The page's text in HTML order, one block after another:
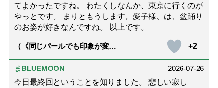
てよかったですね。 わたくしなんか、東京に行くのが
やっとです。 まりともうします。愛子様、は、盆踊り
のお姿が好きなんですね。 以上です。
（《同じパールでも印象が変
の夏ネックレス」上品＆涼しげ
に見せる4つの法則）
+2
まBLUEMOON
2026-07-26
今日最終回ということを知りました。 悲しい寂し